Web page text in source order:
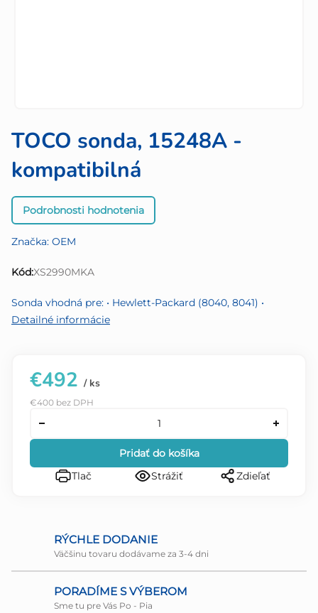
TOCO sonda, 15248A -
kompatibilná
Priemerné
hodnotenie
je
0,0
5
hviezdičiek.
Podrobnosti hodnotenia
Značka: OEM
Kód:XS2990MKA
Sonda vhodná pre: • Hewlett-Packard (8040, 8041) •
Detailné informácie
€492 / ks
€400 bez DPH
Pridať do košíka
Tlač
Strážiť Zdieľať
RÝCHLE DODANIE
Väčšinu tovaru dodávame za 3-4 dni
PORADÍME S VÝBEROM
Sme tu pre Vás Po - Pia